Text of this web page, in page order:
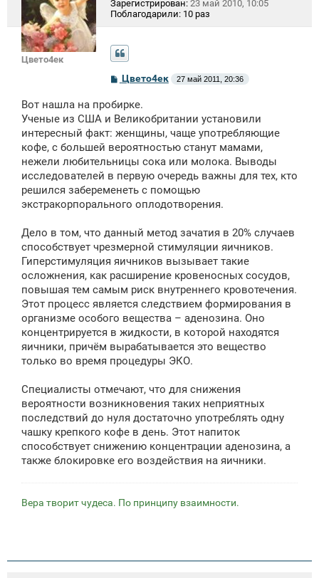
Цвето4ек
Зарегистрирован: 23 май 2010, 10:05
Поблагодарили: 10 раз
С
о
б
щ
н
и
е
Цвето4ек 27 май 2011, 20:36
Вот нашла на пробирке.
Ученые из США и Великобритании установили
интересный факт: женщины, чаще употребляющие
кофе, с большей вероятностью станут мамами,
нежели любительницы сока или молока. Выводы
исследователей в первую очередь важны для тех, кто
решился забеременеть с помощью
экстракорпорального оплодотворения.
Дело в том, что данный метод зачатия в 20% случаев
способствует чрезмерной стимуляции яичников.
Гиперстимуляция яичников вызывает такие
осложнения, как расширение кровеносных сосудов,
повышая тем самым риск внутреннего кровотечения.
Этот процесс является следствием формирования в
организме особого вещества – аденозина. Оно
концентрируется в жидкости, в которой находятся
яичники, причём вырабатывается это вещество
только во время процедуры ЭКО.
Специалисты отмечают, что для снижения
вероятности возникновения таких неприятных
последствий до нуля достаточно употреблять одну
чашку крепкого кофе в день. Этот напиток
способствует снижению концентрации аденозина, а
также блокировке его воздействия на яичники.
Вера творит чудеса. По принципу взаимности.